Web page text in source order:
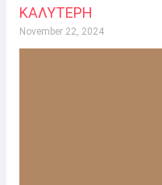
ΚΑΛΥΤΕΡΗ
November 22, 2024